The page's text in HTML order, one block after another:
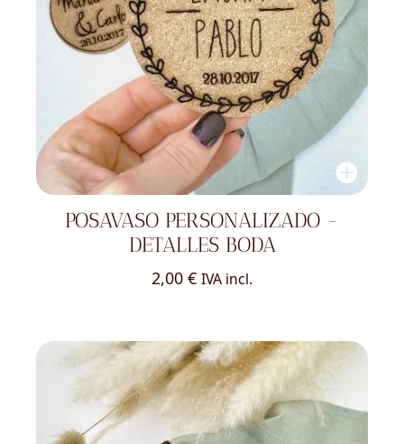
POSAVASO PERSONALIZADO -
DETALLES BODA
2,00 € IVA incl.